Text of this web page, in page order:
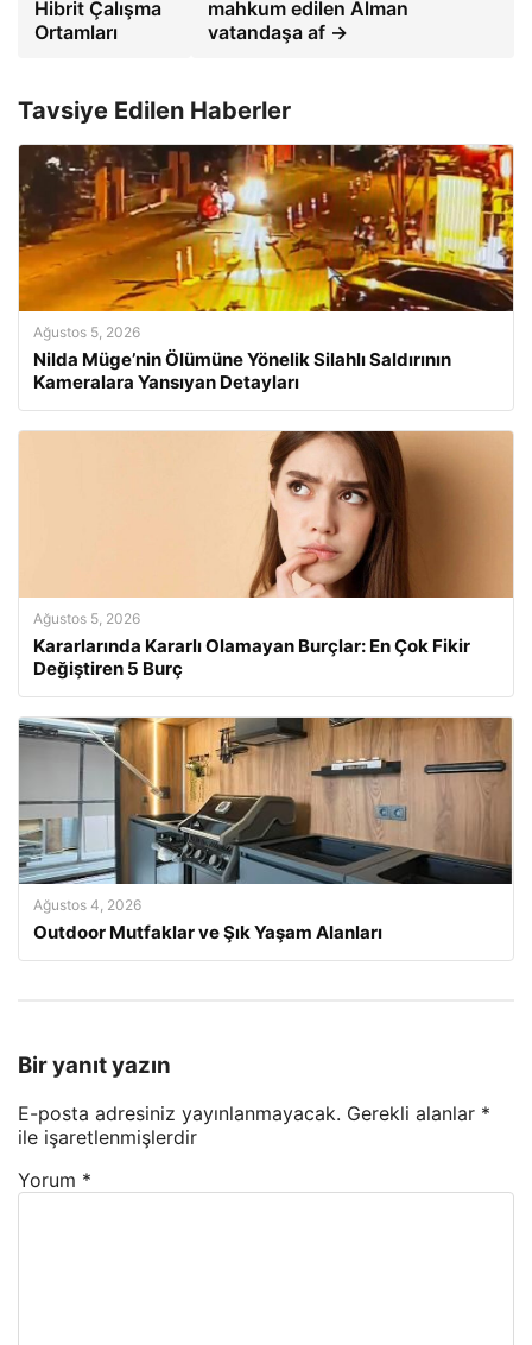
Hibrit Çalışma
Ortamları
mahkum edilen Alman
vatandaşa af →
Tavsiye Edilen Haberler
Ağustos 5, 2026
Nilda Müge’nin Ölümüne Yönelik Silahlı Saldırının
Kameralara Yansıyan Detayları
Ağustos 5, 2026
Kararlarında Kararlı Olamayan Burçlar: En Çok Fikir
Değiştiren 5 Burç
Ağustos 4, 2026
Outdoor Mutfaklar ve Şık Yaşam Alanları
Bir yanıt yazın
E-posta adresiniz yayınlanmayacak. Gerekli alanlar *
ile işaretlenmişlerdir
Yorum *